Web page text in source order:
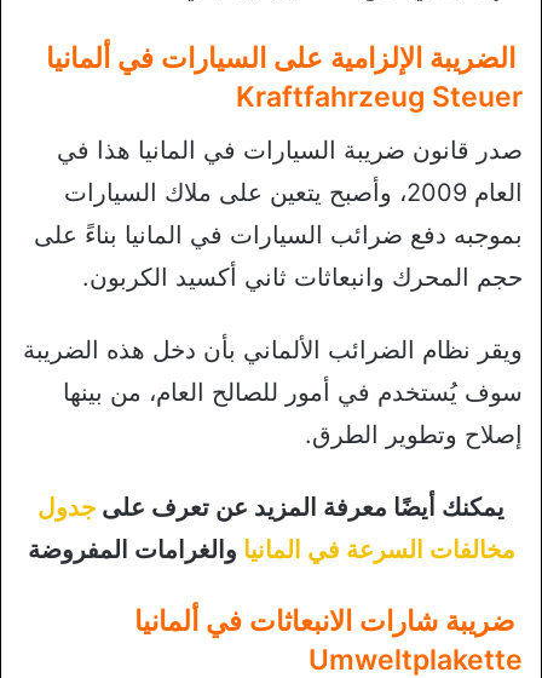
الضريبة الإلزامية على السيارات في ألمانيا
Kraftfahrzeug Steuer
صدر قانون ضريبة السيارات في المانيا هذا في
العام 2009، وأصبح يتعين على ملاك السيارات
بموجبه دفع ضرائب السيارات في المانيا بناءً على
حجم المحرك وانبعاثات ثاني أكسيد الكربون.
ويقر نظام الضرائب الألماني بأن دخل هذه الضريبة
سوف يُستخدم في أمور للصالح العام، من بينها
إصلاح وتطوير الطرق.
يمكنك أيضًا معرفة المزيد عن تعرف على جدول
مخالفات السرعة في المانيا والغرامات المفروضة
ضريبة شارات الانبعاثات في ألمانيا
Umweltplakette